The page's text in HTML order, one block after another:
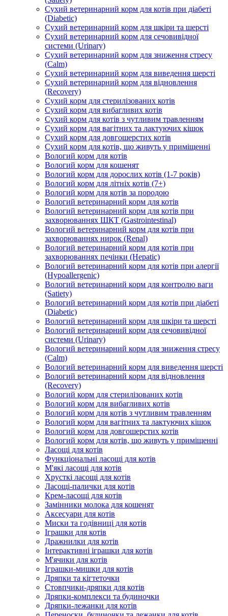
Сухий ветеринарний корм для котів при діабеті
(Diabetic)
Сухий ветеринарний корм для шкіри та шерсті
Сухий ветеринарний корм для сечовивідної
системи (Urinary)
Сухий ветеринарний корм для зниження стресу
(Calm)
Сухий ветеринарний корм для виведення шерсті
Сухий ветеринарний корм для відновлення
(Recovery)
Сухий корм для стерилізованих котів
Сухий корм для вибагливих котів
Сухий корм для котів з чутливим травленням
Сухий корм для вагітних та лактуючих кішок
Сухий корм для довгошерстих котів
Сухий корм для котів, що живуть у приміщенні
Вологий корм для котів
Вологий корм для кошенят
Вологий корм для дорослих котів (1-7 років)
Вологий корм для літніх котів (7+)
Вологий корм для котів за породою
Вологий ветеринарний корм для котів
Вологий ветеринарний корм для котів при
захворюваннях ШКТ (Gastrointestinal)
Вологий ветеринарний корм для котів при
захворюваннях нирок (Renal)
Вологий ветеринарний корм для котів при
захворюваннях печінки (Hepatic)
Вологий ветеринарний корм для котів при алергії
(Hypoallergenic)
Вологий ветеринарний корм для контролю ваги
(Satiety)
Вологий ветеринарний корм для котів при діабеті
(Diabetic)
Вологий ветеринарний корм для шкіри та шерсті
Вологий ветеринарний корм для сечовивідної
системи (Urinary)
Вологий ветеринарний корм для зниження стресу
(Calm)
Вологий ветеринарний корм для виведення шерсті
Вологий ветеринарний корм для відновлення
(Recovery)
Вологий корм для стерилізованих котів
Вологий корм для вибагливих котів
Вологий корм для котів з чутливим травленням
Вологий корм для вагітних та лактуючих кішок
Вологий корм для довгошерстих котів
Вологий корм для котів, що живуть у приміщенні
Ласощі для котів
Функціональні ласощі для котів
М'які ласощі для котів
Хрусткі ласощі для котів
Ласощі-палички для котів
Крем-ласощі для котів
Замінники молока для кошенят
Аксесуари для котів
Миски та годівниці для котів
Іграшки для котів
Дражнилки для котів
Інтерактивні іграшки для котів
М'ячики для котів
Іграшки-мишки для котів
Дряпки та кігтеточки
Стовпчики-дряпки для котів
Дряпки-комплекси та будиночки
Дряпки-лежанки для котів